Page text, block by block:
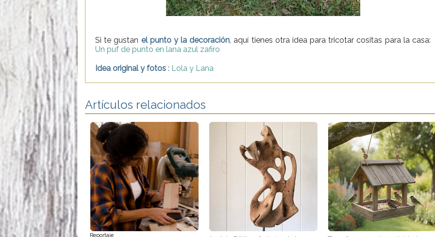
Si te gustan el punto y la decoración, aquí tienes otra idea para tricotar cositas para la casa:
Un puf de punto en lana azul zafiro
Idea original y fotos : Lola y Lana
Artículos relacionados
Reportaje